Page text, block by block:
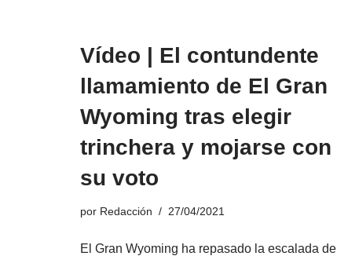
Vídeo | El contundente
llamamiento de El Gran
Wyoming tras elegir
trinchera y mojarse con
su voto
por Redacción 27/04/2021
El Gran Wyoming ha repasado la escalada de